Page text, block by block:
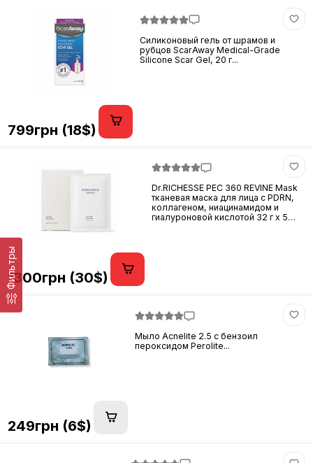
Фильтры
Силиконовый гель от шрамов и
рубцов ScarAway Medical-Grade
Silicone Scar Gel, 20 г...
799грн (18$)
Dr.RICHESSE PEC 360 REVINE Mask
тканевая маска для лица с PDRN,
коллагеном, ниацинамидом и
гиалуроновой кислотой 32 г x 5
1300грн (30$)
Мыло Acnelite 2.5 с бензоил
пероксидом Perolite...
249грн (6$)